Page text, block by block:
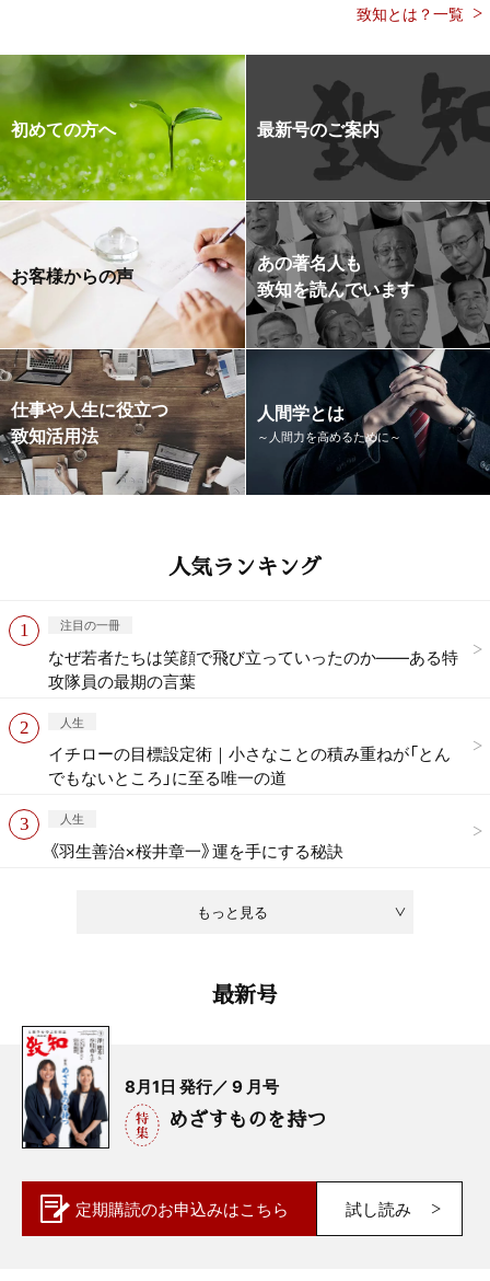
致知とは？一覧
初めての方へ 最新号のご案内
お客様からの声
あの著名人も
致知を読んでいます
仕事や人生に役立つ
致知活用法
人間学とは
～人間力を高めるために～
人気ランキング
もっと見る
注目の一冊
なぜ若者たちは笑顔で飛び立っていったのか——ある特
攻隊員の最期の言葉
人生
イチローの目標設定術｜小さなことの積み重ねが「とん
でもないところ」に至る唯一の道
人生
《羽生善治×桜井章一》運を手にする秘訣
最新号
8月1日 発行／ 9 月号
めざすものを持つ
定期購読のお申込みはこちら 試し読み